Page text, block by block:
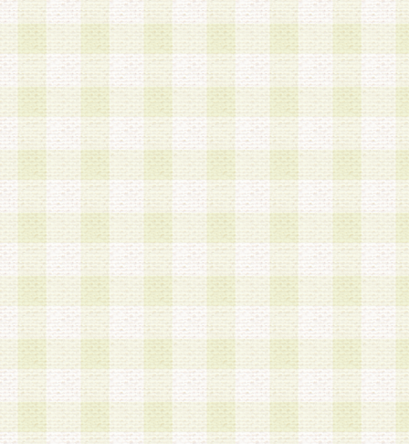
契約を締結しこれを遵守させるとともに、本規約
の注意をもって当該情報を使用させるものとし ま
a.本サービスに係る謝礼、景品、調査サンプル品
b.会員からの電話、メール等の問い合わせなどへ
c.モバイルリサーチ、またはグループ形式による
実施もしくは運営
d.その他これらに付随する業務
4.会員は、住所、電話番号その他の登録情報につ
合は、速やかに当社所定の変更手続きを行うもの
5.当社は、必要と認めた場合、会員に対して、電
手段により登録情報の対象者が会員登録者本人で
の内容が正確であること、アンケートの回答内容
うことができるものとます。
6.会員は、会員登録後当社が定期的に行う登録情
して、当社指定の期間内に更新手続きを行うもの
該期間内に更新手続きを行わない場合、その時点
発行したポイントは失効されるものとします。